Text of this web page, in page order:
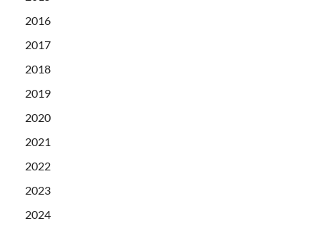
2016
2017
2018
2019
2020
2021
2022
2023
2024